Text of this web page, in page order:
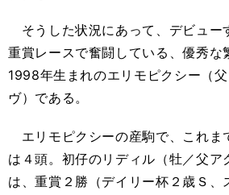
そうした状況にあって、デビュー
重賞レースで奮闘している、優秀な
1998年生まれのエリモピクシー（
ヴ）である。
エリモピクシーの産駒で、これま
は４頭。初仔のリディル（牡／父ア
は、重賞２勝（デイリー杯２歳Ｓ、